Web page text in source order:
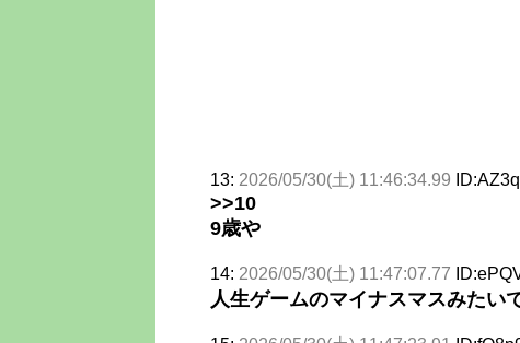
13: 2026/05/30(土) 11:46:34.99
>>10
9歳や
14: 2026/05/30(土) 11:47:07.77
人生ゲームのマイナスマスみたい